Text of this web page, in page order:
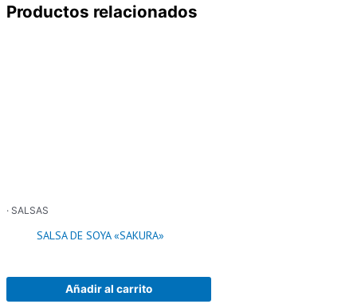
Productos relacionados
· SALSAS
SALSA DE SOYA «SAKURA»
Añadir al carrito